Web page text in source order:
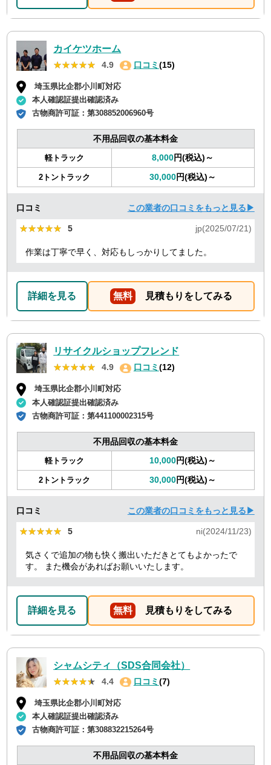
カイケツホーム
★★★★★
★★★★★ 4.9 口コミ (15)
埼玉県比企郡小川町対応
本人確認証提出確認済み
古物商許可証：第308852006960号
不用品回収の基本料金
軽トラック 8,000円(税込)～
2トントラック 30,000円(税込)～
口コミ この業者の口コミをもっと見る▶
★★★★★
★★★★★ 5 jp(2025/07/21)
作業は丁寧で早く、対応もしっかりしてました。
詳細を見る 無料 見積もりをしてみる
リサイクルショップフレンド
★★★★★
★★★★★ 4.9 口コミ(12)
埼玉県比企郡小川町対応
本人確認証提出確認済み
古物商許可証：第441100002315号
不用品回収の基本料金
軽トラック 10,000円(税込)～
2トントラック 30,000円(税込)～
口コミ この業者の口コミをもっと見る▶
★★★★★
★★★★★ 5 ni(2024/11/23)
気さくで追加の物も快く搬出いただきとてもよかったで
す。 また機会があればお願いいたします。
詳細を見る 無料 見積もりをしてみる
シャムシティ（SDS合同会社）
★★★★★
★★★★★ 4.4 口コミ (7)
埼玉県比企郡小川町対応
本人確認証提出確認済み
古物商許可証：第308832215264号
不用品回収の基本料金